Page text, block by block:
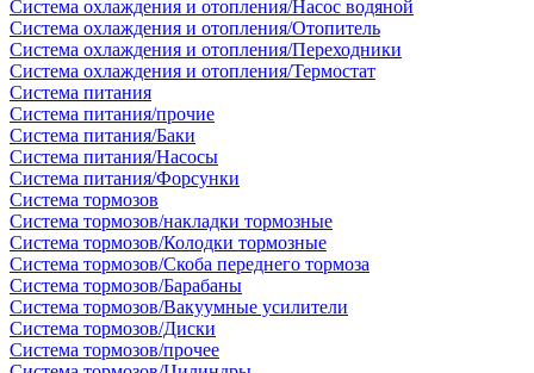
Система охлаждения и отопления/Насос водяной
Система охлаждения и отопления/Отопитель
Система охлаждения и отопления/Переходники
Система охлаждения и отопления/Термостат
Система питания
Система питания/прочие
Система питания/Баки
Система питания/Насосы
Система питания/Форсунки
Система тормозов
Система тормозов/накладки тормозные
Система тормозов/Колодки тормозные
Система тормозов/Скоба переднего тормоза
Система тормозов/Барабаны
Система тормозов/Вакуумные усилители
Система тормозов/Диски
Система тормозов/прочее